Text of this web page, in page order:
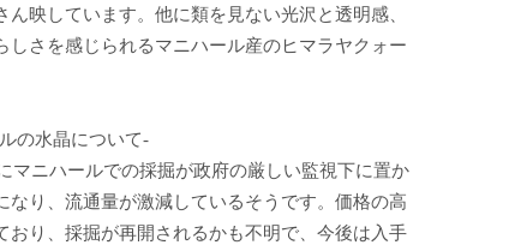
ん映しています。他に類を見ない光沢と透明感、
しさを感じられるマニハール産のヒマラヤクォー
の水晶について-
マニハールでの採掘が政府の厳しい監視下に置か
なり、流通量が激減しているそうです。価格の高
おり、採掘が再開されるかも不明で、今後は入手